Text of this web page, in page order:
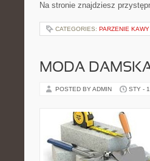
Na stronie znajdziesz
CATEGORIES: PARZENIE KAWY
MODA
POSTED BY ADMIN STY -